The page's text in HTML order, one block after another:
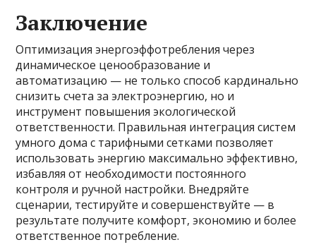
Заключение
Оптимизация энергоэффотребления через
динамическое ценообразование и
автоматизацию — не только способ кардинально
снизить счета за электроэнергию, но и
инструмент повышения экологической
ответственности. Правильная интеграция систем
умного дома с тарифными сетками позволяет
использовать энергию максимально эффективно,
избавляя от необходимости постоянного
контроля и ручной настройки. Внедряйте
сценарии, тестируйте и совершенствуйте — в
результате получите комфорт, экономию и более
ответственное потребление.